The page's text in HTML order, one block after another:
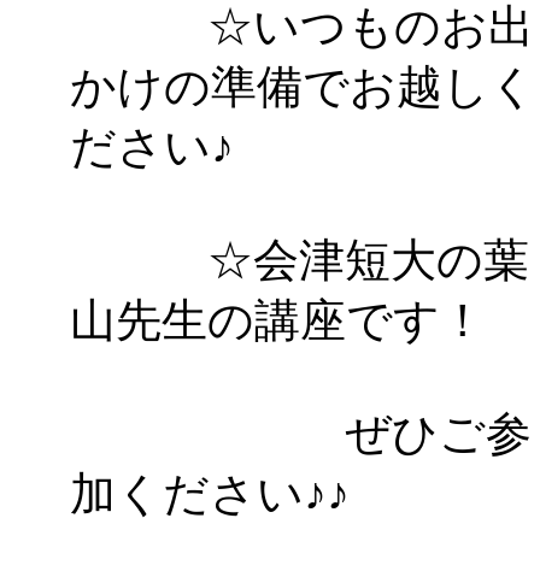
☆いつものお出
かけの準備でお越しく
ださい♪
☆会津短大の葉
山先生の講座です！
ぜひご参
加ください♪♪